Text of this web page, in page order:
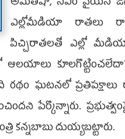
ఎల్లోమీడియా రాతలు
పిచ్చిరాతలతో ఎల్లో మీడియా
రథం ఘటనలో
పేర్కొన్నారు.
కన్నబాబు దుయ్యబట్టారు.